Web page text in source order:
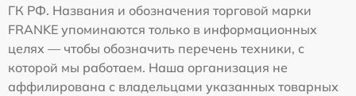
ГК РФ. Названия и обозначения торговой марки
FRANKE упоминаются только в информационных
целях — чтобы обозначить перечень техники, с
которой мы работаем. Наша организация не
аффилирована с владельцами указанных товарных